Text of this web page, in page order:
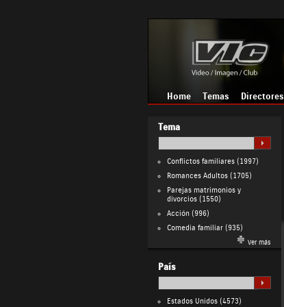
Home Temas Directores
Tema
Conflictos familiares(1997)
Romances Adultos(1705)
Parejas matrimonios y
divorcios(1550)
Acción(996)
Comedia familiar(935)
Ver más
País
Estados Unidos(4573)